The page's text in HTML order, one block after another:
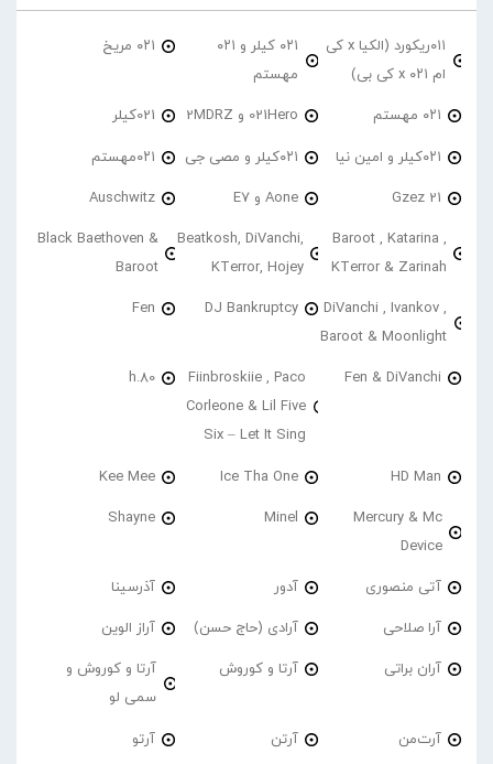
۰۱۱ریکورد (الکیا x کی
ام ۰۲۱ x کی بی)
۰۲۱ کیلر و ۰۲۱
مهستم
۰۲۱ مریخ
۰۲۱ مهستم 021Hero و 2MDRZ 021کیلر
۰۲۱کیلر و امین نیا ۰۲۱کیلر و مصی جی ۰۲۱مهستم
21 Gzez Aone و E7 Auschwitz
Baroot , Katarina ,
KTerror & Zarinah
Beatkosh, DiVanchi,
KTerror, Hojey
Black Baethoven &
Baroot
DiVanchi , Ivankov ,
Baroot & Moonlight
DJ Bankruptcy
Fen
Fen & DiVanchi
Fiinbroskiie , Paco
Corleone & Lil Five
Six – Let It Sing
h.80
HD Man
Ice Tha One
Kee Mee
Mercury & Mc
Device
Minel
Shayne
آتی منصوری آدور آذرسینا
آرا صلاحی آرادی (حاج حسن) آراز الوین
آران براتی آرتا و کوروش
آرتا و کوروش و
سمی لو
آرت‌من آرتن آرتو